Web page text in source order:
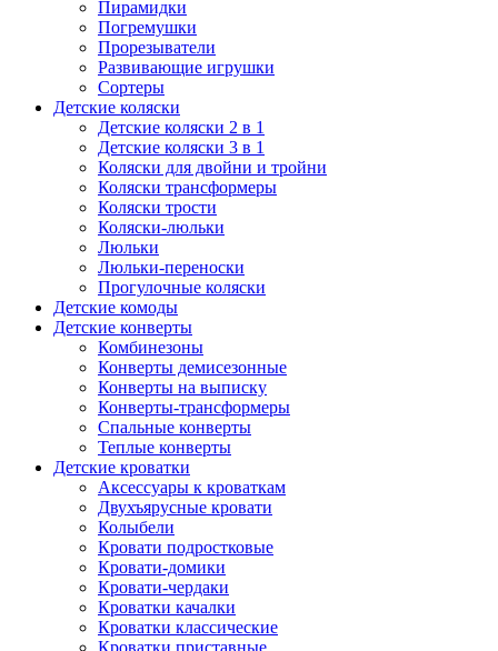
Пирамидки
Погремушки
Прорезыватели
Развивающие игрушки
Сортеры
Детские коляски
Детские коляски 2 в 1
Детские коляски 3 в 1
Коляски для двойни и тройни
Коляски трансформеры
Коляски трости
Коляски-люльки
Люльки
Люльки-переноски
Прогулочные коляски
Детские комоды
Детские конверты
Комбинезоны
Конверты демисезонные
Конверты на выписку
Конверты-трансформеры
Спальные конверты
Теплые конверты
Детские кроватки
Аксессуары к кроваткам
Двухъярусные кровати
Колыбели
Кровати подростковые
Кровати-домики
Кровати-чердаки
Кроватки качалки
Кроватки классические
Кроватки приставные